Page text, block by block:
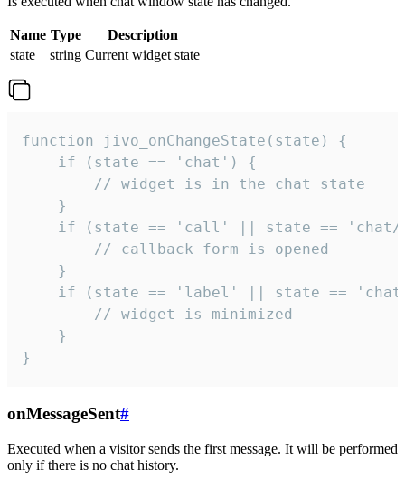
Name Type
Description
state
string Current widget state
function jivo_onChangeState(state) {
    if (state == 'chat') {
        // widget is in the chat state
    }
if (state == 'call' || state ==
        // callback form is opened
    }
if (state == 'label' || state ==
        // widget is minimized
    }
}
onMessageSent#
Executed when a visitor sends the first message. It will be performed
only if there is no chat history.